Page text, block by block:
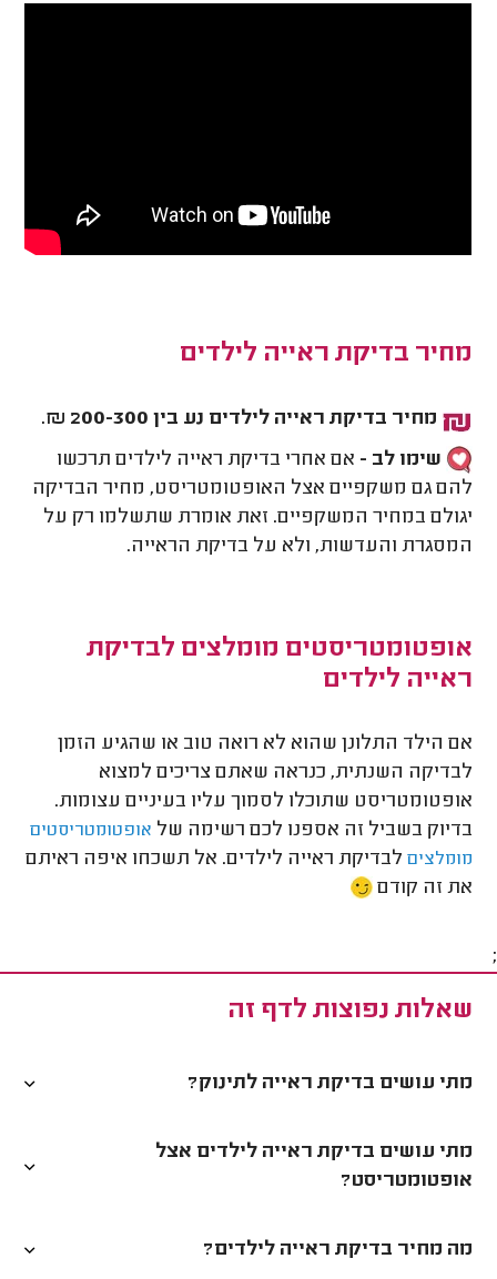
מחיר בדיקת ראייה לילדים
מחיר בדיקת ראייה לילדים נע בין 200-300 ₪.
שימו לב - אם אחרי בדיקת ראייה לילדים תרכשו
להם גם משקפיים אצל האופטומטריסט, מחיר הבדיקה
יגולם במחיר המשקפיים. זאת אומרת שתשלמו רק על
המסגרת והעדשות, ולא על בדיקת הראייה.
אופטומטריסטים מומלצים לבדיקת
ראייה לילדים
אם הילד התלונן שהוא לא רואה טוב או שהגיע הזמן
לבדיקה השנתית, כנראה שאתם צריכים למצוא
אופטומטריסט שתוכלו לסמוך עליו בעיניים עצומות.
בדיוק בשביל זה אספנו לכם רשימה של אופטומטריסטים
מומלצים לבדיקת ראייה לילדים. אל תשכחו איפה ראיתם
את זה קודם
;
שאלות נפוצות לדף זה
מתי עושים בדיקת ראייה לתינוק?
מתי עושים בדיקת ראייה לילדים אצל
אופטומטריסט?
מה מחיר בדיקת ראייה לילדים?